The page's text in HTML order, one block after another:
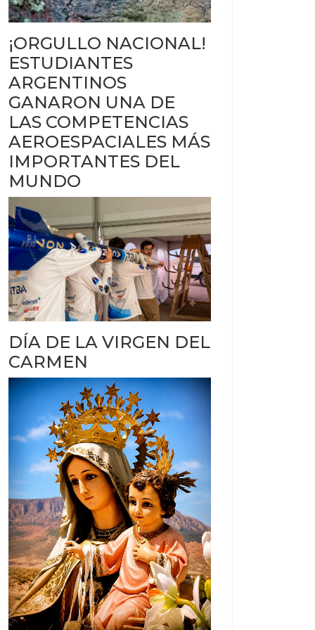
CON EMILIA OROZCO EN SALTA
¡ORGULLO NACIONAL!
ESTUDIANTES
ARGENTINOS
GANARON UNA DE
LAS COMPETENCIAS
AEROESPACIALES MÁS
IMPORTANTES DEL
MUNDO
DÍA DE LA VIRGEN DEL
CARMEN